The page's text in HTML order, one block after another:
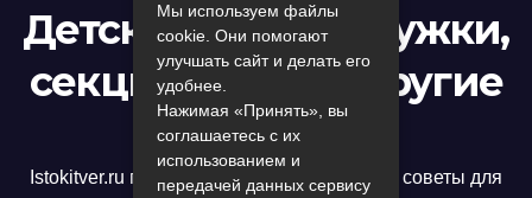
Детский досуг: кружки,
секции, игры и другие
развлечения
Istokitver.ru предлагает полезные статьи и советы для
Мы используем файлы
cookie. Они помогают
улучшать сайт и делать его
удобнее.
Нажимая «Принять», вы
соглашаетесь с их
использованием и
передачей данных сервису